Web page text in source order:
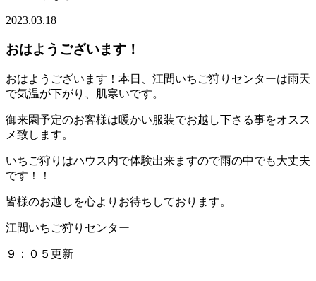
2023.03.18
おはようございます！
おはようございます！本日、江間いちご狩りセンターは雨天
で気温が下がり、肌寒いです。
御来園予定のお客様は暖かい服装でお越し下さる事をオスス
メ致します。
いちご狩りはハウス内で体験出来ますので雨の中でも大丈夫
です！！
皆様のお越しを心よりお待ちしております。
江間いちご狩りセンター
９：０５更新